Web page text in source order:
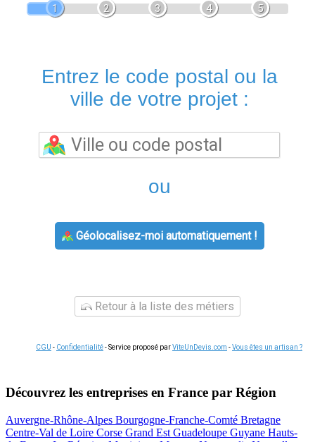
1 2 3 4 5
Entrez le code postal ou la
ville de votre projet :
ou
Géolocalisez-moi automatiquement !
Retour à la liste des métiers
CGU - Confidentialité- Service proposé parViteUnDevis.com -Vous êtes un artisan ?
Découvrez les entreprises en France par Région
Auvergne-Rhône-Alpes Bourgogne-Franche-Comté Bretagne
Centre-Val de Loire Corse Grand Est Guadeloupe Guyane Hauts-